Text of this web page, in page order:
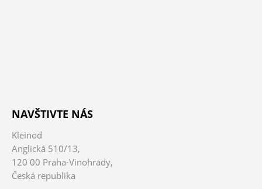
NAVŠTIVTE NÁS
Kleinod
Anglická 510/13,
120 00 Praha-Vinohrady,
Česká republika